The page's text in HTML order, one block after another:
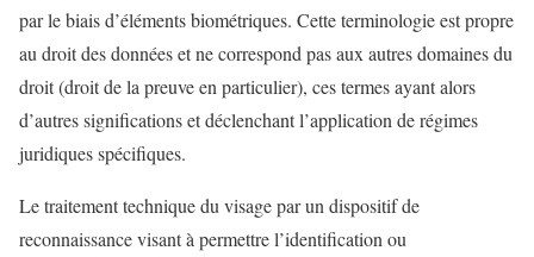
par le biais d’éléments biométriques. Cette terminologie est propre
au droit des données et ne correspond pas aux autres domaines du
droit (droit de la preuve en particulier), ces termes ayant alors
d’autres significations et déclenchant l’application de régimes
juridiques spécifiques.
Le traitement technique du visage par un dispositif de
reconnaissance visant à permettre l’identification ou